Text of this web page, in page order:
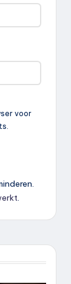
voor
.